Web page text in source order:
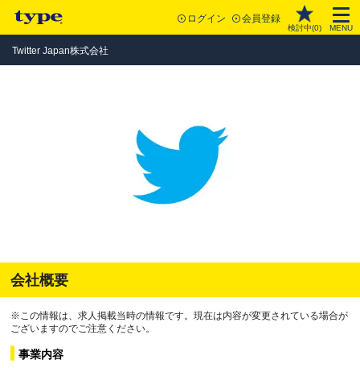
ログイン 会員登録
検討中(0) MENU
Twitter Japan株式会社
会社概要
※この情報は、求人掲載当時の情報です。現在は内容が変更されている場合が
ございますのでご注意ください。
事業内容